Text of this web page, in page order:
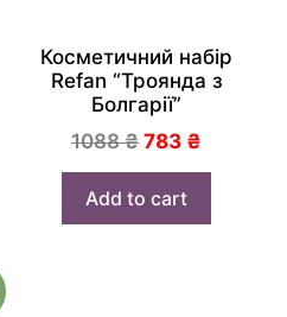
Косметичний набір
Refan “Троянда з
Болгарії”
1088₴ 783 ₴
Add to cart